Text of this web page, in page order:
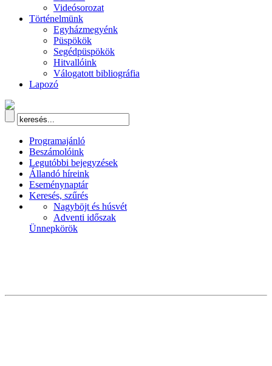
Videósorozat
Történelmünk
Egyházmegyénk
Püspökök
Segédpüspökök
Hitvallóink
Válogatott bibliográfia
Lapozó
Programajánló
Beszámolóink
Legutóbbi bejegyzések
Állandó híreink
Eseménynaptár
Keresés, szűrés
Nagyböjt és húsvét
Adventi időszak
Ünnepkörök